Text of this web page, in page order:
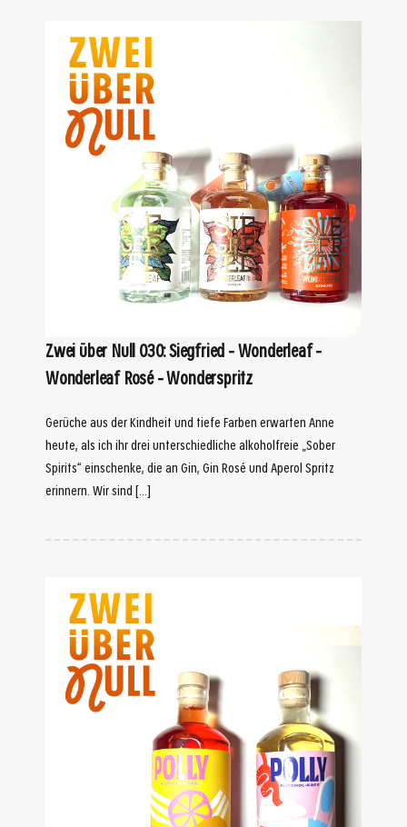
Zwei über Null 030: Siegfried – Wonderleaf –
Wonderleaf Rosé – Wonderspritz
Gerüche aus der Kindheit und tiefe Farben erwarten Anne
heute, als ich ihr drei unterschiedliche alkoholfreie „Sober
Spirits“ einschenke, die an Gin, Gin Rosé und Aperol Spritz
erinnern. Wir sind […]